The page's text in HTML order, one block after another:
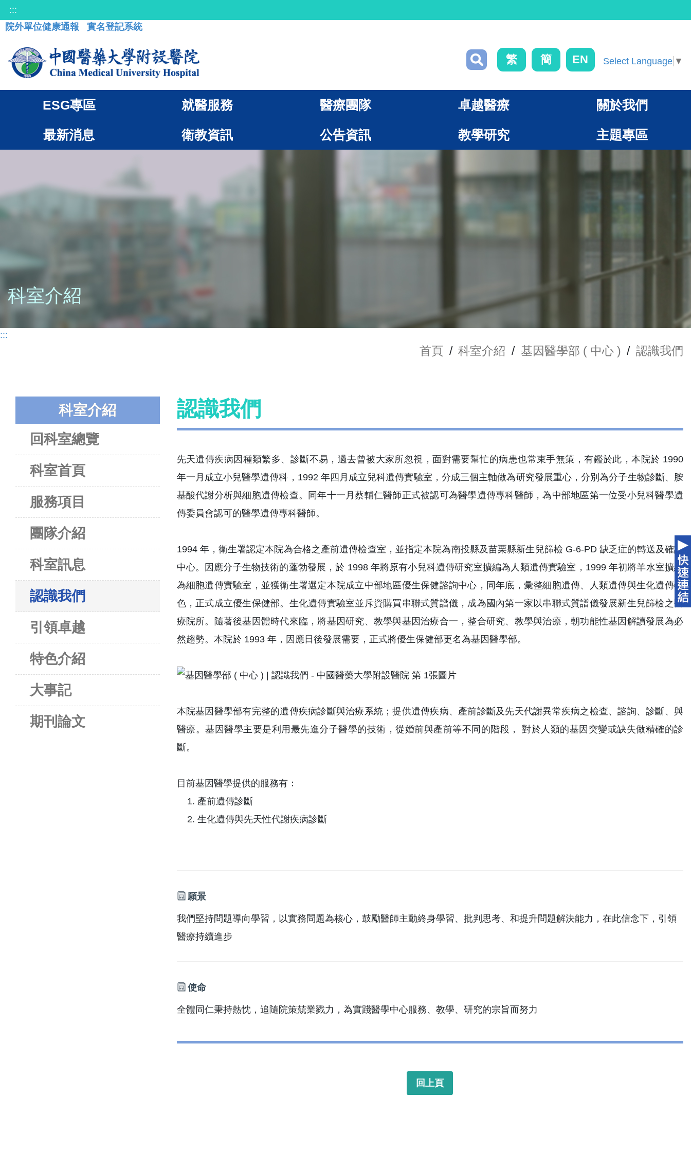
:::
院外單位健康通報
實名登記系統
繁 簡 EN Select Language ▼
ESG專區 就醫服務 醫療團隊 卓越醫療 關於我們
最新消息 衛教資訊 公告資訊 教學研究 主題專區
科室介紹
:::
首頁 / 科室介紹 / 基因醫學部 ( 中心 ) / 認識我們
科室介紹
回科室總覽
科室首頁
服務項目
團隊介紹
科室訊息
認識我們
引領卓越
特色介紹
大事記
期刊論文
認識我們
先天遺傳疾病因種類繁多、診斷不易，過去曾被大家所忽視，面對需要幫忙的病患也常束手無策，有鑑於此，本院於 1990
年一月成立小兒醫學遺傳科，1992 年四月成立兒科遺傳實驗室，分成三個主軸做為研究發展重心，分別為分子生物診斷、胺
基酸代謝分析與細胞遺傳檢查。同年十一月蔡輔仁醫師正式被認可為醫學遺傳專科醫師，為中部地區第一位受小兒科醫學遺
傳委員會認可的醫學遺傳專科醫師。
1994 年，衛生署認定本院為合格之產前遺傳檢查室，並指定本院為南投縣及苗栗縣新生兒篩檢 G-6-PD 缺乏症的轉送及確認
中心。因應分子生物技術的蓬勃發展，於 1998 年將原有小兒科遺傳研究室擴編為人類遺傳實驗室，1999 年初將羊水室擴編
為細胞遺傳實驗室，並獲衛生署選定本院成立中部地區優生保健諮詢中心，同年底，彙整細胞遺傳、人類遺傳與生化遺傳特
色，正式成立優生保健部。生化遺傳實驗室並斥資購買串聯式質譜儀，成為國內第一家以串聯式質譜儀發展新生兒篩檢之醫
療院所。隨著後基因體時代來臨，將基因研究、教學與基因治療合一，整合研究、教學與治療，朝功能性基因解讀發展為必
然趨勢。本院於 1993 年，因應日後發展需要，正式將優生保健部更名為基因醫學部。
本院基因醫學部有完整的遺傳疾病診斷與治療系統；提供遺傳疾病、產前診斷及先天代謝異常疾病之檢查、諮詢、診斷、與
醫療。基因醫學主要是利用最先進分子醫學的技術，從婚前與產前等不同的階段， 對於人類的基因突變或缺失做精確的診
斷。
目前基因醫學提供的服務有：
產前遺傳診斷
生化遺傳與先天性代謝疾病診斷
願景
我們堅持問題導向學習，以實務問題為核心，鼓勵醫師主動終身學習、批判思考、和提升問題解決能力，在此信念下，引領
醫療持續進步
使命
全體同仁秉持熱忱，追隨院策兢業戮力，為實踐醫學中心服務、教學、研究的宗旨而努力
回上頁